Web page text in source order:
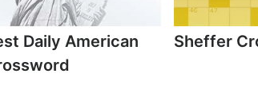
Daily American
Sheffer